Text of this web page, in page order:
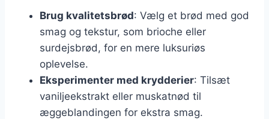
Brug kvalitetsbrød: Vælg et brød med god
smag og tekstur, som brioche eller
surdejsbrød, for en mere luksuriøs
oplevelse.
Eksperimenter med krydderier: Tilsæt
vaniljeekstrakt eller muskatnød til
æggeblandingen for ekstra smag.